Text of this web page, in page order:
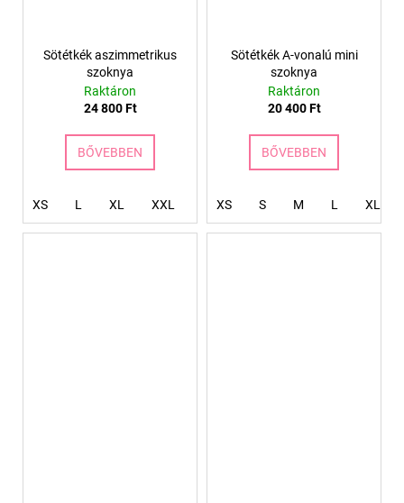
Sötétkék aszimmetrikus
szoknya
Raktáron
24 800 Ft
BŐVEBBEN
XS L XL XXL XXXL 4XL
Sötétkék A-vonalú mini
szoknya
Raktáron
20 400 Ft
BŐVEBBEN
XS S M L XL